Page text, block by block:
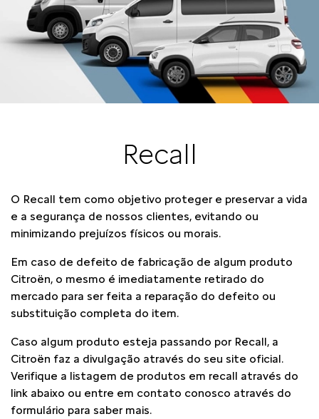
Recall
O Recall tem como objetivo proteger e preservar a vida
e a segurança de nossos clientes, evitando ou
minimizando prejuízos físicos ou morais.
Em caso de defeito de fabricação de algum produto
Citroën, o mesmo é imediatamente retirado do
mercado para ser feita a reparação do defeito ou
substituição completa do item.
Caso algum produto esteja passando por Recall, a
Citroën faz a divulgação através do seu site oficial.
Verifique a listagem de produtos em recall através do
link abaixo ou entre em contato conosco através do
formulário para saber mais.